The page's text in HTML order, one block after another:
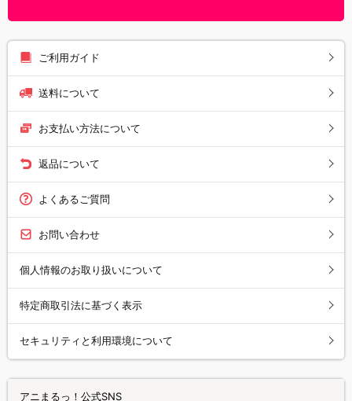
ご利用ガイド
送料について
お支払い方法について
返品について
よくあるご質問
お問い合わせ
個人情報のお取り扱いについて
特定商取引法に基づく表示
セキュリティと利用環境について
アニまるっ！公式SNS